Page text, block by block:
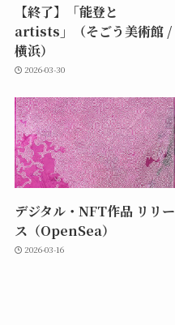
【終了】「能登と
artists」（そごう美術館 /
横浜）
2026-03-30
デジタル・NFT作品 リリー
ス（OpenSea）
2026-03-16